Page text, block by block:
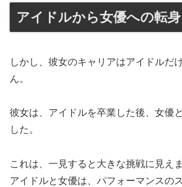
アイドルから女優への転身
しかし、彼女のキャリアはアイドルだ
ん。
彼女は、アイドルを卒業した後、女優
した。
これは、一見すると大きな挑戦に見え
アイドルと女優は、パフォーマンスの